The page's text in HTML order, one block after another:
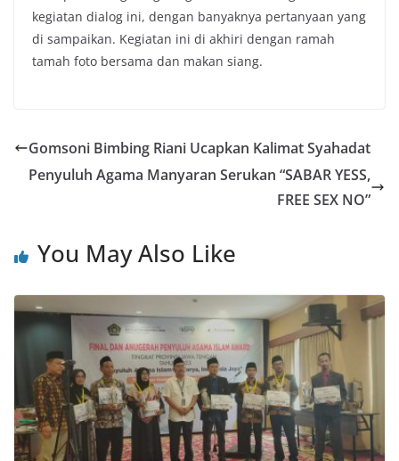
kegiatan dialog ini, dengan banyaknya pertanyaan yang
di sampaikan. Kegiatan ini di akhiri dengan ramah
tamah foto bersama dan makan siang.
Gomsoni Bimbing Riani Ucapkan Kalimat Syahadat
Penyuluh Agama Manyaran Serukan “SABAR YESS,
FREE SEX NO”
You May Also Like